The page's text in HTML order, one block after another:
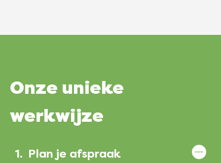
Onze unieke
werkwijze
1. Plan je afspraak